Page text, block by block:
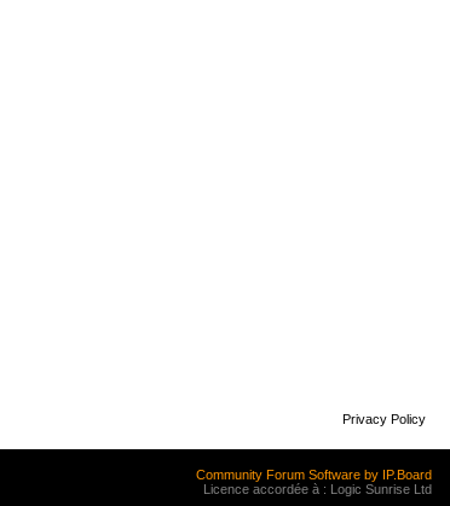
Privacy Policy
Community Forum Software by IP.Board
Licence accordée à : Logic Sunrise Ltd